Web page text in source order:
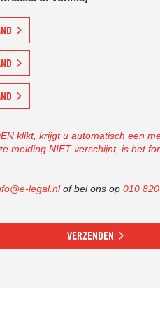
klikt, krijgt u automatisch een
melding NIET verschijnt, is het
legal.nlof bel ons op 010
VERZENDEN